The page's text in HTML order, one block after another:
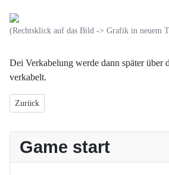
(Rechtsklick auf das Bild -> Grafik in neuem
Dei Verkabelung werde dann später über
verkabelt.
Vorheriger Beitrag: Software Installation
Zurück
Game start